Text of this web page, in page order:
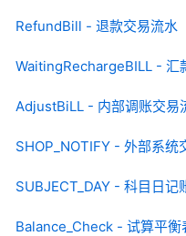
RefundBill - 退款交易流水
WaitingRechargeBILL - 汇
AdjustBiLL - 内部调账交易
SHOP_NOTIFY - 外部系统
SUBJECT_DAY - 科目日记
Balance_Check - 试算平衡